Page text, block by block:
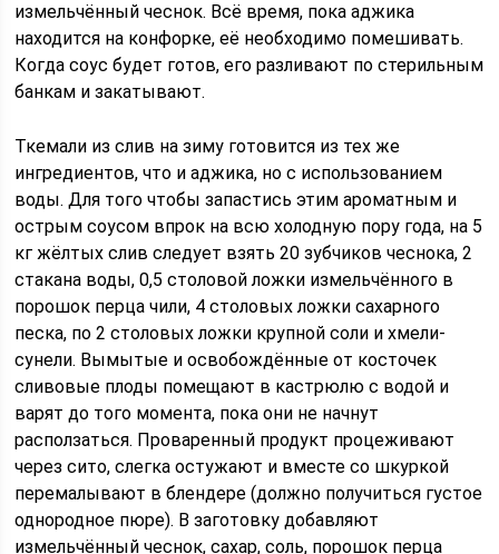
измельчённый чеснок. Всё время, пока аджика
находится на конфорке, её необходимо помешивать.
Когда соус будет готов, его разливают по стерильным
банкам и закатывают.
Ткемали из слив на зиму готовится из тех же
ингредиентов, что и аджика, но с использованием
воды. Для того чтобы запастись этим ароматным и
острым соусом впрок на всю холодную пору года, на 5
кг жёлтых слив следует взять 20 зубчиков чеснока, 2
стакана воды, 0,5 столовой ложки измельчённого в
порошок перца чили, 4 столовых ложки сахарного
песка, по 2 столовых ложки крупной соли и хмели-
сунели. Вымытые и освобождённые от косточек
сливовые плоды помещают в кастрюлю с водой и
варят до того момента, пока они не начнут
расползаться. Проваренный продукт процеживают
через сито, слегка остужают и вместе со шкуркой
перемалывают в блендере (должно получиться густое
однородное пюре). В заготовку добавляют
измельчённый чеснок, сахар, соль, порошок перца